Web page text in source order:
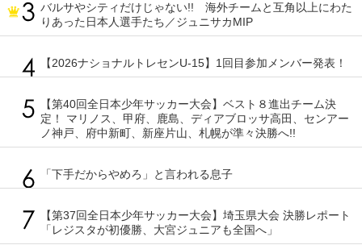
バルサやシティだけじゃない!! 海外チームと互角以上にわた
りあった日本人選手たち／ジュニサカMIP
【2026ナショナルトレセンU-15】1回目参加メンバー発表！
【第40回全日本少年サッカー大会】ベスト８進出チーム決
定！ マリノス、甲府、鹿島、ディアブロッサ高田、センアー
ノ神戸、府中新町、新座片山、札幌が準々決勝へ!!
「下手だからやめろ」と言われる息子
【第37回全日本少年サッカー大会】埼玉県大会 決勝レポート
「レジスタが初優勝、大宮ジュニアも全国へ」